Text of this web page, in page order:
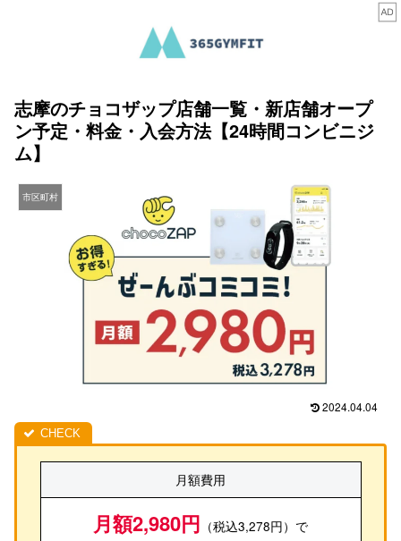
志摩のチョコザップ店舗一覧・新店舗オープ
ン予定・料金・入会方法【24時間コンビニジ
ム】
市区町村
2024.04.04
月額費用
月額2,980円 （税込3,278円）で